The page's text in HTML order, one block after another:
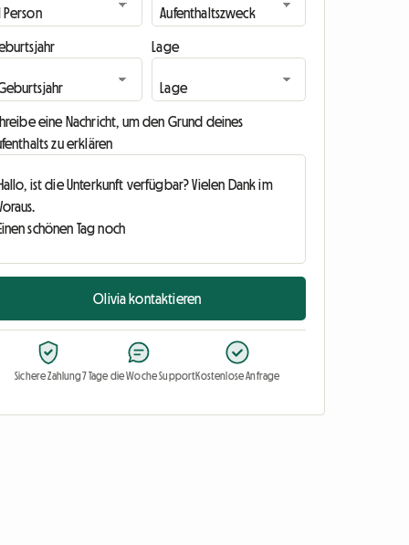
Lage
eine Nachricht, um den Grund deines
zu erklären
Olivia kontaktieren
Sichere Zahlung7 Tage die Woche SupportKostenlose Anfrage